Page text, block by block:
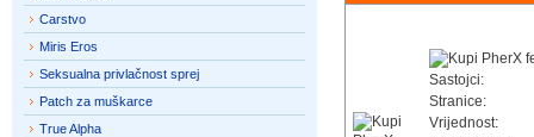
Sastojci:
Stranice:
Vrijednost:
Carstvo
Miris Eros
Seksualna privlačnost sprej
Patch za muškarce
True Alpha